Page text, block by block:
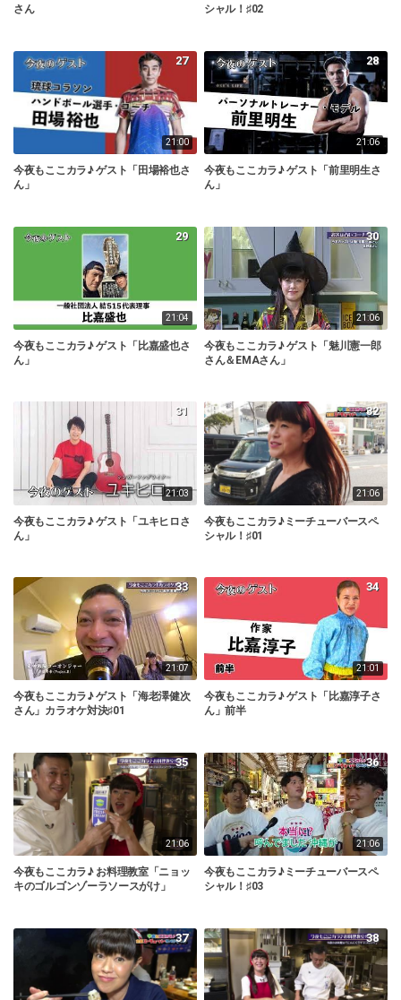
さん
シャル！♯02
21:00
27
今夜もここカラ♪ ゲスト「田場裕也さ
ん」
21:06
28
今夜もここカラ♪ ゲスト「前里明生さ
ん」
21:04
29
今夜もここカラ♪ ゲスト「比嘉盛也さ
ん」
21:06
30
今夜もここカラ♪ ゲスト「魅川憲一郎
さん＆EMAさん」
21:03
31
今夜もここカラ♪ ゲスト「ユキヒロさ
ん」
21:06
32
今夜もここカラ♪ミーチューバースペ
シャル！♯01
21:07
33
今夜もここカラ♪ ゲスト「海老澤健次
さん」カラオケ対決♯01
21:01
34
今夜もここカラ♪ ゲスト「比嘉淳子さ
ん」前半
21:06
35
今夜もここカラ♪ お料理教室「ニョッ
キのゴルゴンゾーラソースがけ」
21:06
36
今夜もここカラ♪ミーチューバースペ
シャル！♯03
37 38